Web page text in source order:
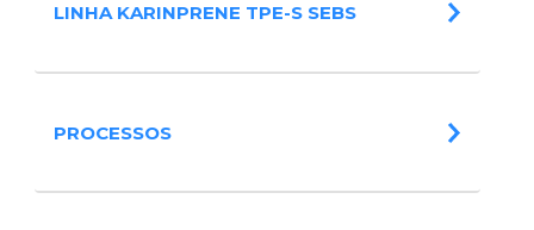
LINHA KARINPRENE TPE-S SEBS
PROCESSOS